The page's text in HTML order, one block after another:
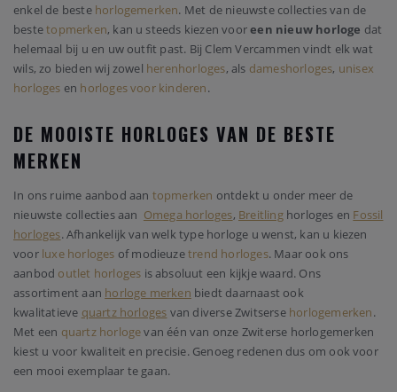
enkel de beste horlogemerken. Met de nieuwste collecties van de
bestetopmerken, kan u steeds kiezen vooreen nieuw horloge dat
helemaal bij u en uw outfit past. Bij Clem Vercammen vindt elk wat
wils, zo bieden wij zowel herenhorloges, als dameshorloges, unisex
horloges en horloges voor kinderen.
DE MOOISTE HORLOGES VAN DE BESTE
MERKEN
In ons ruime aanbod aan topmerken ontdekt u onder meer de
nieuwste collecties aan Omega horloges, Breitlinghorloges en Fossil
horloges. Afhankelijk van welk type horloge u wenst, kan u kiezen
voor luxe horloges of modieuzetrend horloges. Maar ook ons
aanbod outlet horloges is absoluut een kijkje waard. Ons
assortiment aan horloge merken biedt daarnaast ook
kwalitatieve quartz horloges van diverse Zwitserse horlogemerken.
Met een quartz horlogevan één van onze Zwiterse horlogemerken
kiest u voor kwaliteit en precisie. Genoeg redenen dus om ook voor
een mooi exemplaar te gaan.